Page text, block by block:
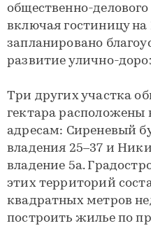
общественно-
включая гостиницу на
запланировано
развитие улично-
Три других участка
гектара расположены
адресам: Сиреневый
владения 25–37 и
владение 5а.
этих территорий
квадратных метров
построить жилье по